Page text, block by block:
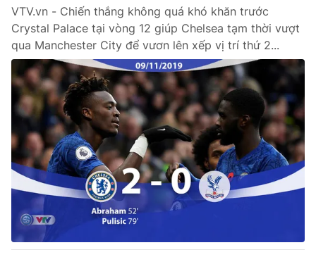
VTV.vn - Chiến thắng không quá khó khăn trước
Crystal Palace tại vòng 12 giúp Chelsea tạm thời vượt
qua Manchester City để vươn lên xếp vị trí thứ 2...